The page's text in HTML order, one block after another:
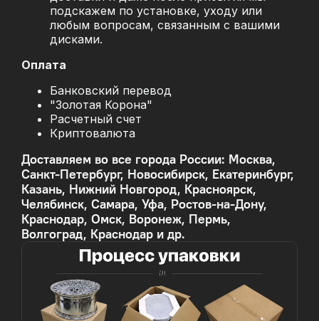
подскажем по установке, уходу или
любым вопросам, связанным с вашими
дисками.
Оплата
Банковский перевод
"Золотая Корона"
Расчетный счет
Криптовалюта
Доставляем во все города России: Москва,
Санкт-Петербург, Новосибирск, Екатеринбург,
Казань, Нижний Новгород, Красноярск,
Челябинск, Самара, Уфа, Ростов-на-Дону,
Краснодар, Омск, Воронеж, Пермь,
Волгоград, Краснодар и др.